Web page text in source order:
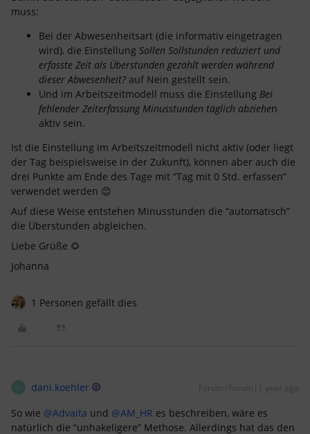
muss:
Bei der Abwesenheitsart (die informativ eingetragen
wird), die Einstellung Sollen Sollstunden reduziert und
erfasste Zeit als Überstunden gezählt werden während
dieser Abwesenheit? auf Nein gestellt sein.
Und im Arbeitszeitmodell muss die Einstellung Bei
fehlender Zeiterfassung Minusstunden täglich abziehen
aktiv sein.
Ist die Einstellung im Arbeitszeitmodell nicht aktiv (oder liegt
der Tag beispielsweise in der Zukunft), können aber auch die
drei Punkte am Ende des Tage mit “Tag mit 0 Std. erfassen”
verwendet werden 😊
Auf diese Weise entstehen Minusstunden die “automatisch”
die Überstunden abgleichen.
Liebe Grüße 🌻
Johanna
1 Personen gefällt dies
dani.koehler Forum|Forum|1 year ago
So wie ​ @Advaita und ​ @AM_HR es beschreiben, wäre es
natürlich die “unhakeligere” Methose. Allerdings hat das den